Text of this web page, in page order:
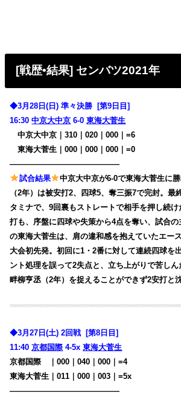
[戦歴•結果] センバツ2021年
◆3月28日(日) 準々決勝 [第9日目]
16:30中京大中京 6-0東海大菅生
中京大中京｜310｜020｜000｜=6
東海大菅生｜000｜000｜000｜=0
——————————————
試合結果
中京大中京が6-0で東海大菅生に
（2年）は被安打2、四球5、奪三振7で完封。最
タミナで、9回裏もストレートで相手を押し続
打も、序盤に四球や失策から4点を奪い、試合
の東海大菅生は、肩の違和感を抱えていたエー
大会初先発。初回に1・2番に対して連続四球を
ント処理を誤って2失点と、立ち上がりで苦し
畔柳亨丞（2年）を捉えることができず2安打と
◆3月27日(土) 2回戦 [第8日目]
11:40京都国際 4-5x東海大菅生
京都国際
｜000｜040｜000｜=4
東海大菅生｜011｜000｜003｜=5x
——————————————